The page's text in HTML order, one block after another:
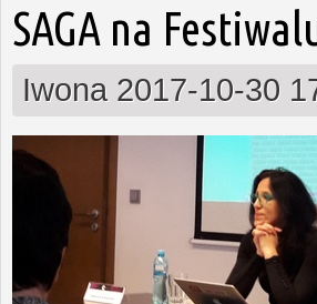
SAGA na
Iwona 2017-10-30